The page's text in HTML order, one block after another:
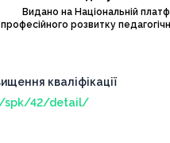
Видано на Національній
професійного розвитку
кваліфікації
spk/42/detail/